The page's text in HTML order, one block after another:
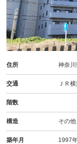
住所 神奈
交通 ＪＲ
階数
構造 その他
築年月 1997